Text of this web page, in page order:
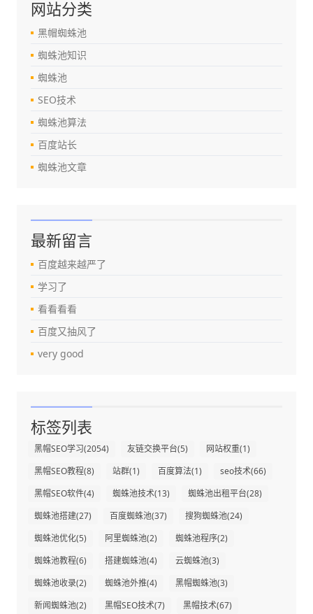
网站分类
黑帽蜘蛛池
蜘蛛池知识
蜘蛛池
SEO技术
蜘蛛池算法
百度站长
蜘蛛池文章
最新留言
百度越来越严了
学习了
看看看看
百度又抽风了
very good
标签列表
黑帽SEO学习(2054) 友链交换平台(5) 网站权重(1)
黑帽SEO教程(8) 站群(1) 百度算法(1) seo技术(66)
黑帽SEO软件(4) 蜘蛛池技术(13) 蜘蛛池出租平台(28)
蜘蛛池搭建(27) 百度蜘蛛池(37) 搜狗蜘蛛池(24)
蜘蛛池优化(5) 阿里蜘蛛池(2) 蜘蛛池程序(2)
蜘蛛池教程(6) 搭建蜘蛛池(4) 云蜘蛛池(3)
蜘蛛池收录(2) 蜘蛛池外推(4) 黑帽蜘蛛池(3)
新闻蜘蛛池(2) 黑帽SEO技术(7) 黑帽技术(67)